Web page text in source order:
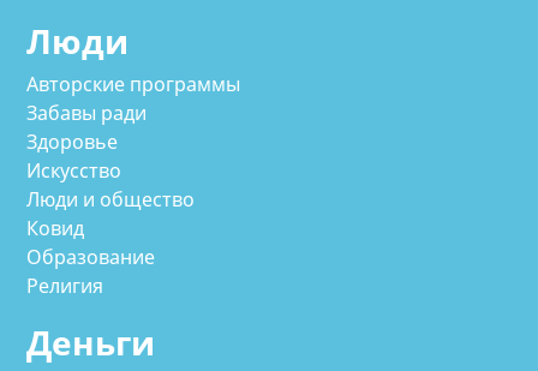
Люди
Авторские программы
Забавы ради
Здоровье
Искусство
Люди и общество
Ковид
Образование
Религия
Деньги